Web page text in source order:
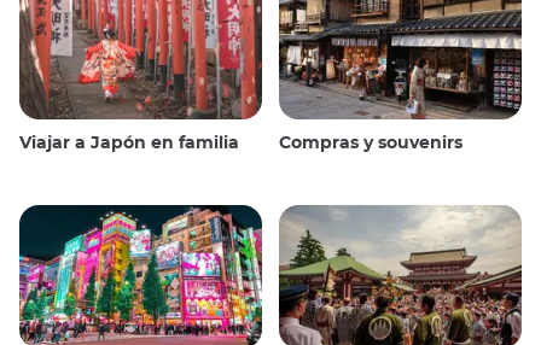
Viajar a Japón en familia Compras y souvenirs